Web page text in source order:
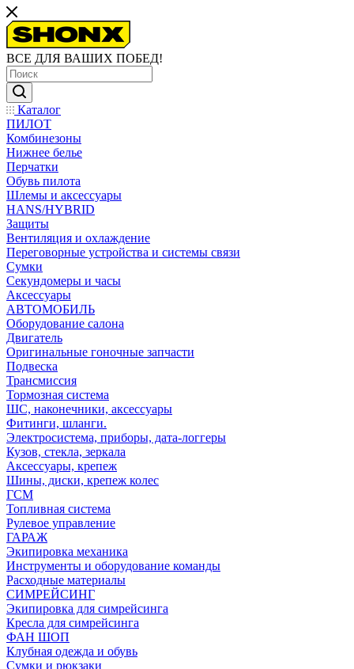
ВСЕ ДЛЯ ВАШИХ ПОБЕД!
Каталог
ПИЛОТ
Комбинезоны
Нижнее белье
Перчатки
Обувь пилота
Шлемы и аксессуары
HANS/HYBRID
Защиты
Вентиляция и охлаждение
Переговорные устройства и системы связи
Сумки
Секундомеры и часы
Аксессуары
АВТОМОБИЛЬ
Оборудование салона
Двигатель
Оригинальные гоночные запчасти
Подвеска
Трансмиссия
Тормозная система
ШС, наконечники, аксессуары
Фитинги, шланги.
Электросистема, приборы, дата-логгеры
Кузов, стекла, зеркала
Аксессуары, крепеж
Шины, диски, крепеж колес
ГСМ
Топливная система
Рулевое управление
ГАРАЖ
Экипировка механика
Инструменты и оборудование команды
Расходные материалы
СИМРЕЙСИНГ
Экипировка для симрейсинга
Кресла для симрейсинга
ФАН ШОП
Клубная одежда и обувь
Сумки и рюкзаки